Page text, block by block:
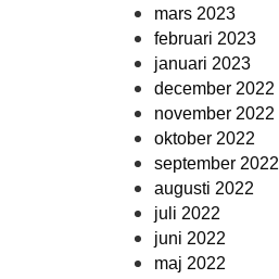
mars 2023
februari 2023
januari 2023
december 2022
november 2022
oktober 2022
september 2022
augusti 2022
juli 2022
juni 2022
maj 2022